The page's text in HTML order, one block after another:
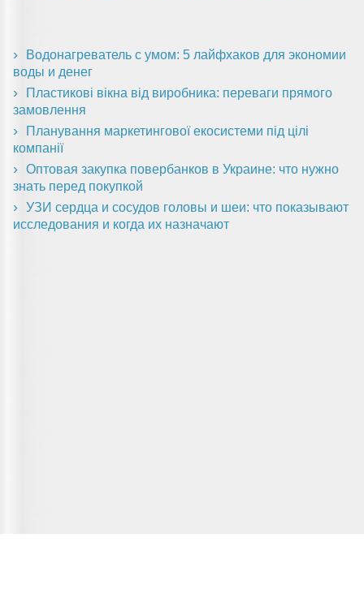
Водонагреватель с умом: 5 лайфхаков для экономии
воды и денег
Пластикові вікна від виробника: переваги прямого
замовлення
Планування маркетингової екосистеми під цілі
компанії
Оптовая закупка повербанков в Украине: что нужно
знать перед покупкой
УЗИ сердца и сосудов головы и шеи: что показывают
исследования и когда их назначают